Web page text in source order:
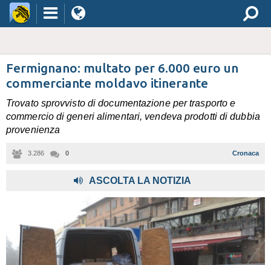
Fermignano: multato per 6.000 euro un
commerciante moldavo itinerante
Trovato sprovvisto di documentazione per trasporto e
commercio di generi alimentari, vendeva prodotti di dubbia
provenienza
3.286 0 Cronaca
ASCOLTA LA NOTIZIA